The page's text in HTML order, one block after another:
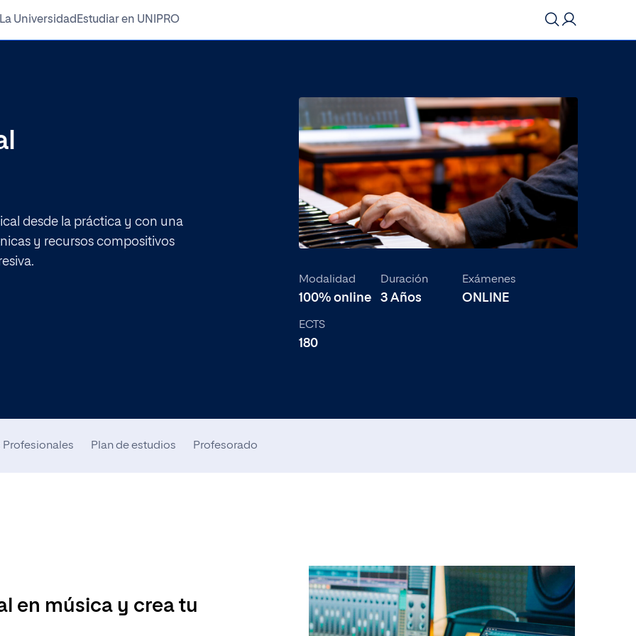
La Universidad Estudiar en UNIPRO
Acceso Campus
Actualidad
Eventos
buscando?
Expertos, Cursos...
Buscar
populares
en Marketing Digital Máster
desde la práctica y con una
y recursos compositivos
Modalidad
100% online
Duración
3 Años
Exámenes
ONLINE
ECTS
180
Profesionales Plan de estudios Profesorado
en música y crea tu